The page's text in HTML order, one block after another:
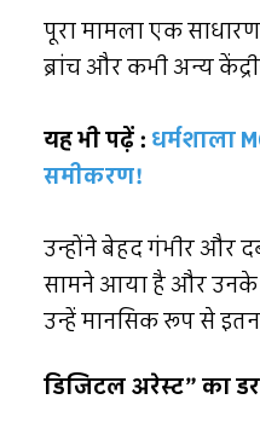
पूरा मामला एक
ब्रांच और कभी अन्य
यह भी पढ़ें : धर्मशाला
समीकरण!
उन्होंने बेहद गंभीर और
सामने आया है और उनके
उन्हें मानसिक रूप से
डिजिटल अरेस्ट” का